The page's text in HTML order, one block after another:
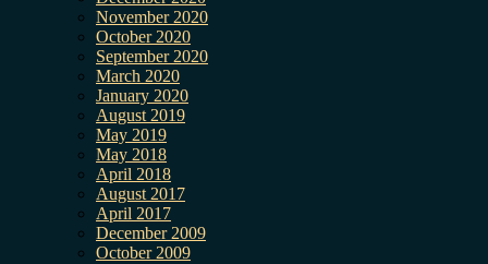
November 2020
October 2020
September 2020
March 2020
January 2020
August 2019
May 2019
May 2018
April 2018
August 2017
April 2017
December 2009
October 2009